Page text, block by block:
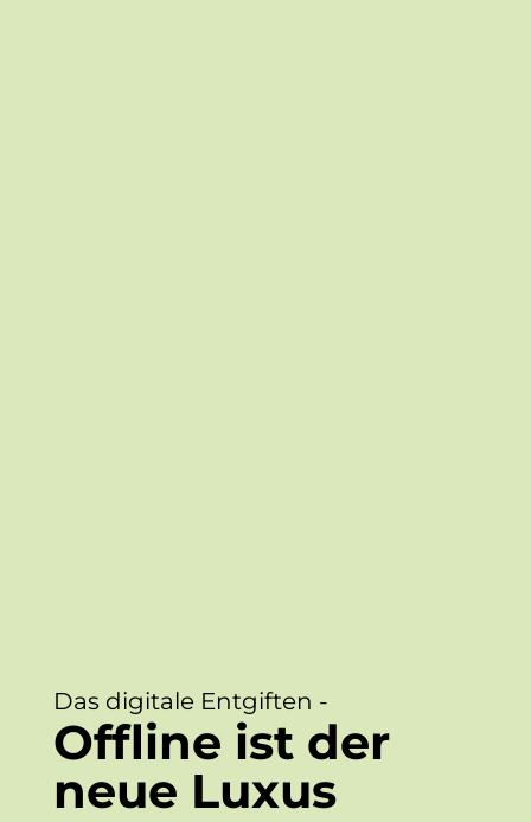
Das digitale Entgiften -
Offline ist der
neue Luxus